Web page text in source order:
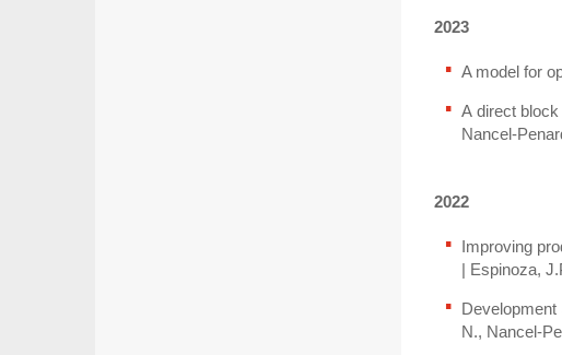
2023
A model for
A direct
Nancel-
2022
Improving
| Espinoza,
N.,